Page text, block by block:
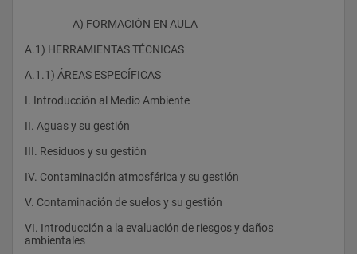
Orientación:
El Master en Gestión Integrada, en Medio Ambiente y Calidad
está diseñado para capacitar en las áreas de calidad, medio
ambiente y prevención de riesgos laborales a personas
recientemente tituladas o con escasa experiencia laboral. Este
Master tiene como objetivo desarrollar los conocimientos y las
habilidades necesarias para afrontar su carrera profesional
con éxito.
Beneficios:
El Master en Gestión Integrada, en Medio Ambiente y Calidad
                    A) FORMACIÓN EN AULA
A.1) HERRAMIENTAS TÉCNICAS
A.1.1) ÁREAS ESPECÍFICAS
I. Introducción al Medio Ambiente
II. Aguas y su gestión
III. Residuos y su gestión
IV. Contaminación atmosférica y su gestión
V. Contaminación de suelos y su gestión
VI. Introducción a la evaluación de riesgos y daños
ambientales